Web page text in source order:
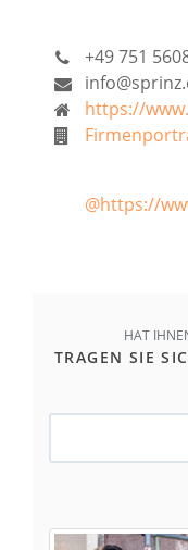
+49 751
https://
@https://
HAT
TRAGEN SIE